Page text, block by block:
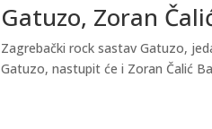
Gatuzo, Zoran
Zagrebački rock sastav Gatuzo,
Gatuzo, nastupit će i Zoran Čalić